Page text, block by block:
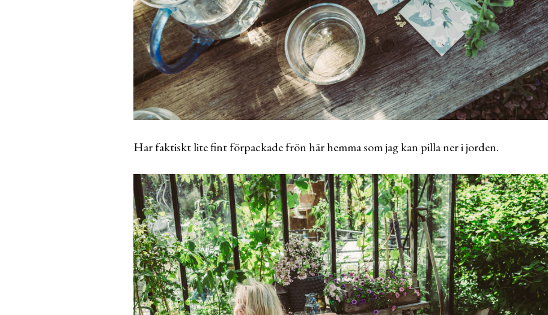
Har faktiskt lite fint förpackade frön här hemma som jag kan pilla ner i jorden.